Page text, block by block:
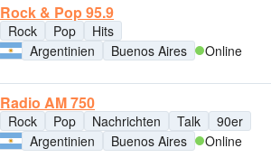
Rock & Pop 95.9
Rock Pop
Hits
Argentinien
Buenos Aires Online
Radio AM 750
Rock Pop Nachrichten Talk
90er
Argentinien
Buenos Aires Online